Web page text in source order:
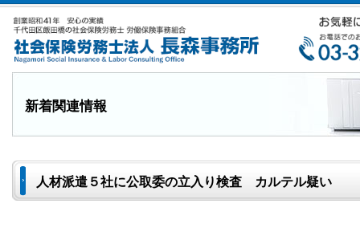
新着関連情報
人材派遣５社に公取委の立入り検査 カルテル疑い